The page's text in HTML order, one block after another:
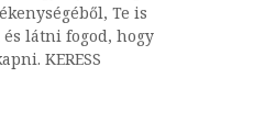
Te is
látni fogod, hogy
KERESS